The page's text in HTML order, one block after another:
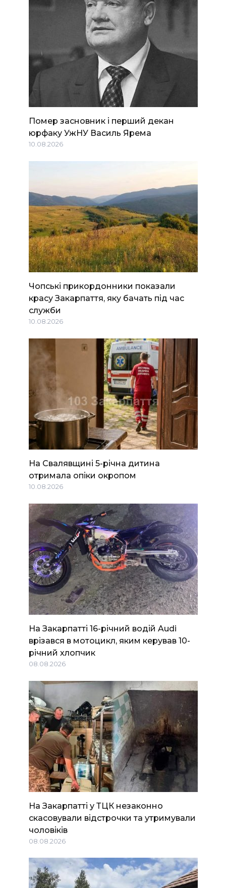
Помер засновник і перший декан
юрфаку УжНУ Василь Ярема
10.08.2026
Чопські прикордонники показали
красу Закарпаття, яку бачать під час
служби
10.08.2026
На Свалявщині 5-річна дитина
отримала опіки окропом
10.08.2026
На Закарпатті 16-річний водій Audi
врізався в мотоцикл, яким керував 10-
річний хлопчик
08.08.2026
На Закарпатті у ТЦК незаконно
скасовували відстрочки та утримували
чоловіків
08.08.2026